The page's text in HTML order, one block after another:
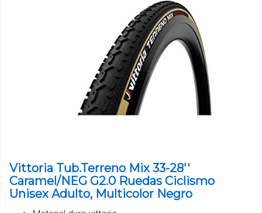
Vittoria Tub.Terreno Mix 33-28''
Caramel/NEG G2.0 Ruedas Ciclismo
Unisex Adulto, Multicolor Negro